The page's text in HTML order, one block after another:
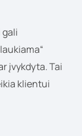
įvykdyta. Tai
klientui